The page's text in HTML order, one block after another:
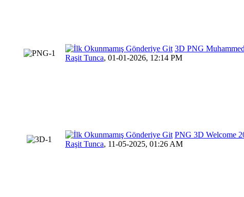
3D PNG
Raşit Tunca, 01-01-2026, 12:14 PM
PNG 3D Welcome
Raşit Tunca, 11-05-2025, 01:26 AM